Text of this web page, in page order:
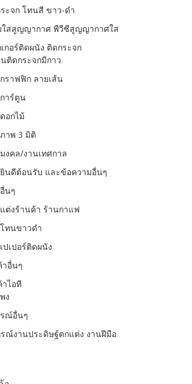
ะจก โทนสี ขาว-ดำ
ใสสูญญากาศ พีวีซีสูญญากาศใส
กอร์ติดผนัง ติดกระจก
ติดกระจกมีกาว
ราฟฟิก ลายเส้น
าร์ตูน
อกไม้
าพ 3 มิติ
งคล/งานเทศกาล
นดีต้อนรับ และข้อความอื่นๆ
นๆ
ต่งร้านค้า ร้านกาแฟ
ทนขาวดำ
ปเปอร์ติดผนัง
อื่นๆ
ไอที
ง
ณ์อื่นๆ
ณ์งานประดิษฐ์ตกแต่ง งานฝีมือ